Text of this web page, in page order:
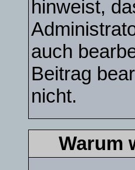
hinweist,
auch
Beitrag
nicht.
Warum